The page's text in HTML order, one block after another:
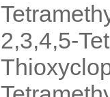
2,3,4,5-